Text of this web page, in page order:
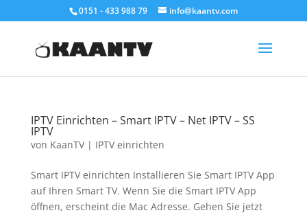
0151 - 433 988 79 info@kaantv.com
IPTV Einrichten – Smart IPTV – Net IPTV – SS
IPTV
von KaanTV| IPTV einrichten
Smart IPTV einrichten Installieren Sie Smart IPTV App
auf Ihren Smart TV. Wenn Sie die Smart IPTV App
öffnen, erscheint die Mac Adresse. Gehen Sie jetzt